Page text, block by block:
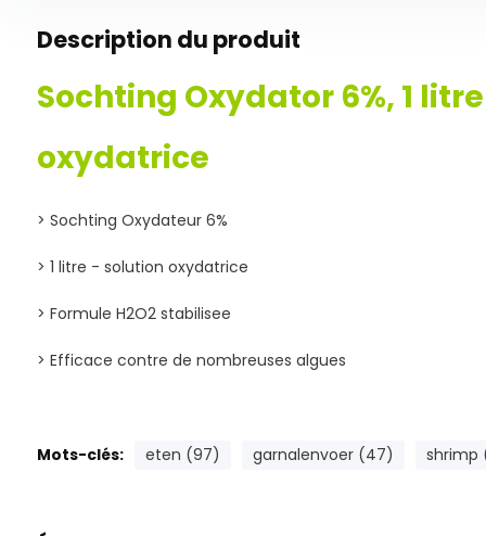
Description du produit
Sochting Oxydator 6%, 1
oxydatrice
> Sochting Oxydateur 6%
> 1 litre - solution oxydatrice
> Formule H2O2 stabilisee
> Efficace contre de nombreuses algues
Mots-clés: eten (97) garnalenvoer (47) shrimp